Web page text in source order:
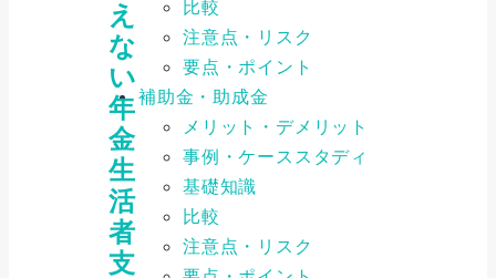
え
な
い
年
金
生
活
者
支
比較
注意点・リスク
要点・ポイント
補助金・助成金
メリット・デメリット
事例・ケーススタディ
基礎知識
比較
注意点・リスク